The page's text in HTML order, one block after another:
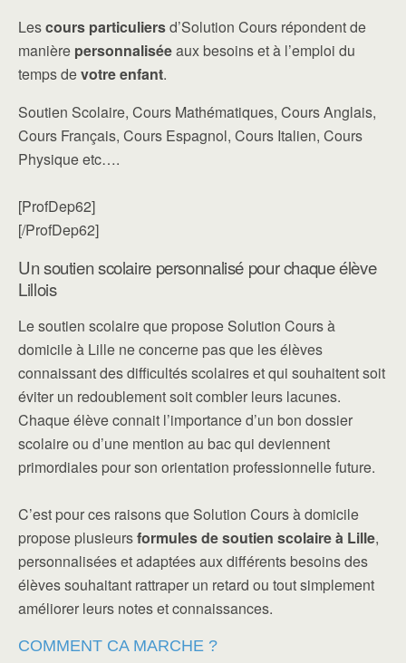
Lescours particuliersd’Solution Cours répondent de
manière personnaliséeaux besoins et à l’emploi du
temps devotre enfant.
Soutien Scolaire, Cours Mathématiques, Cours Anglais,
Cours Français, Cours Espagnol, Cours Italien, Cours
Physique etc….
[ProfDep62]
[/ProfDep62]
Un soutien scolaire personnalisé pour chaque élève
Lillois
Le soutien scolaire que propose Solution Cours à
domicile à Lille ne concerne pas que les élèves
connaissant des difficultés scolaires et qui souhaitent soit
éviter un redoublement soit combler leurs lacunes.
Chaque élève connait l’importance d’un bon dossier
scolaire ou d’une mention au bac qui deviennent
primordiales pour son orientation professionnelle future.
C’est pour ces raisons que Solution Cours à domicile
propose plusieursformules de soutien scolaire à Lille,
personnalisées et adaptées aux différents besoins des
élèves souhaitant rattraper un retard ou tout simplement
améliorer leurs notes et connaissances.
COMMENT CA MARCHE ?